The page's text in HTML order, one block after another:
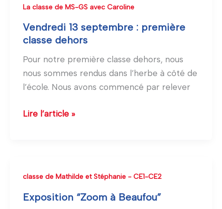
La classe de MS-GS avec Caroline
Vendredi 13 septembre : première
classe dehors
Pour notre première classe dehors, nous
nous sommes rendus dans l’herbe à côté de
l’école. Nous avons commencé par relever
Vendredi
septembre
première
classe
dehors
Lire l’article »
classe de Mathilde et Stéphanie - CE1-CE2
Exposition “Zoom à Beaufou”
Exposition
à